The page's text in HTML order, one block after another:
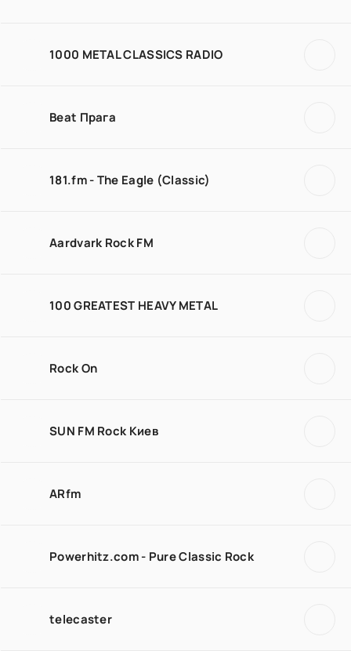
1000 METAL CLASSICS RADIO
Beat Прага
181.fm - The Eagle (Classic)
Aardvark Rock FM
100 GREATEST HEAVY METAL
Rock On
SUN FM Rock Киев
ARfm
Powerhitz.com - Pure Classic Rock
telecaster